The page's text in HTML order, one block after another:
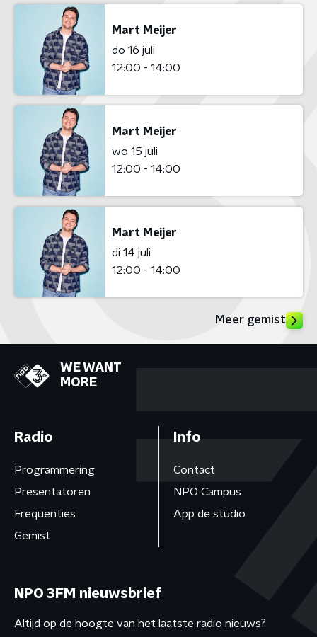
Mart Meijer
do 16 juli
12:00 - 14:00
Mart Meijer
wo 15 juli
12:00 - 14:00
Mart Meijer
di 14 juli
12:00 - 14:00
Meer gemist
WE WANT
MORE
Radio
Programmering
Presentatoren
Frequenties
Gemist
Info
Contact
NPO Campus
App de studio
NPO 3FM nieuwsbrief
Altijd op de hoogte van het laatste radio nieuws?